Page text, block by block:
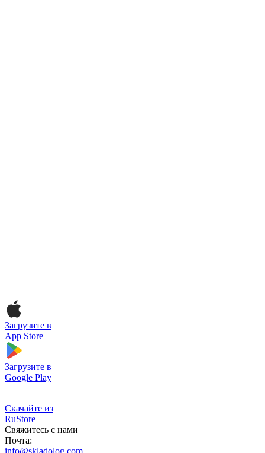
Загрузите в
App Store
Загрузите в
Google Play
Скачайте из
RuStore
Свяжитесь с нами
Почта:
info@skladolog.com